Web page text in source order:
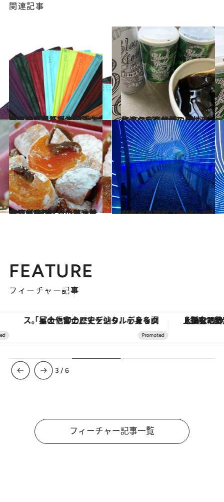
関連記事
2020.9.6
カラーサージカルマスクに台湾が熱狂 火付け役メーカーに聞く誕生秘話①
ライフスタイル 2020.8.17
台湾らしさ炸裂の個性派おやつ5選 ネクスト台湾旅のお土産候補に♡
旅＆お出かけ
2020.4.30
台湾土産にしたい郷土菓子11選(前篇) ボンタン飴風など文句ナシの美味しさ
旅＆お出かけ 2020.7.14
台北から港町「基隆」へプチトリップ コーディネーターの推しスポット7選
旅＆お出かけ
FEATURE
フィーチャー記事
「星のや富士」でデジタルデトックス。冨士信仰の歴史を辿り、心身を調える。 【銀座で出合う最旬美容】美髪ケアや上質
3 /6
フィーチャー記事一覧